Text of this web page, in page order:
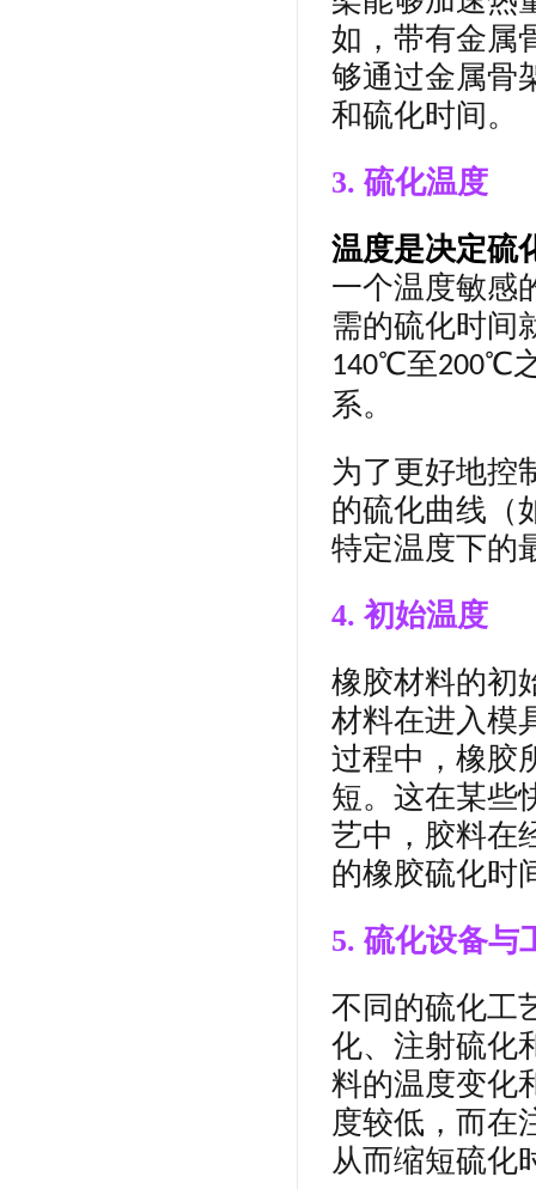
如，带有金属
够通过金属骨
和硫化时间。
3. 硫化温度
温度是决定硫
一个温度敏感
需的硫化时间
140℃至200℃
系。
为了更好地控
的硫化曲线（
特定温度下的
4. 初始温度
橡胶材料的初
材料在进入模
过程中，橡胶
短。这在某些
艺中，胶料在
的橡胶硫化时
5. 硫化设备与
不同的硫化工
化、注射硫化
料的温度变化
度较低，而在
从而缩短硫化